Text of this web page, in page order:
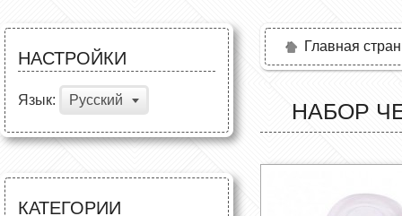
НАСТРОЙКИ
Язык: Русский
КАТЕГОРИИ
Главная
НАБОР